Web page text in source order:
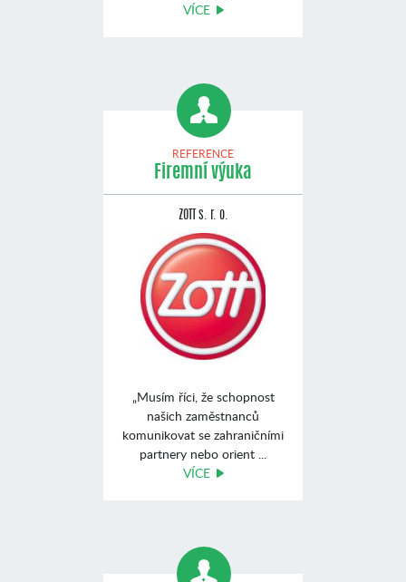
VÍCE
REFERENCE
Firemní výuka
ZOTT s. r. o.
„Musím říci, že schopnost
našich zaměstnanců
komunikovat se zahraničními
partnery nebo orient ...
VÍCE